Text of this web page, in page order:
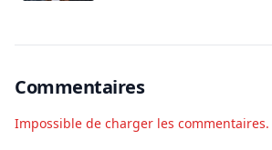
Commentaires
Impossible de charger les commentaires.